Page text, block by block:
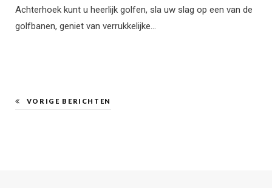
Achterhoek kunt u heerlijk golfen, sla uw slag op een van de
golfbanen, geniet van verrukkelijke…
VORIGE BERICHTEN